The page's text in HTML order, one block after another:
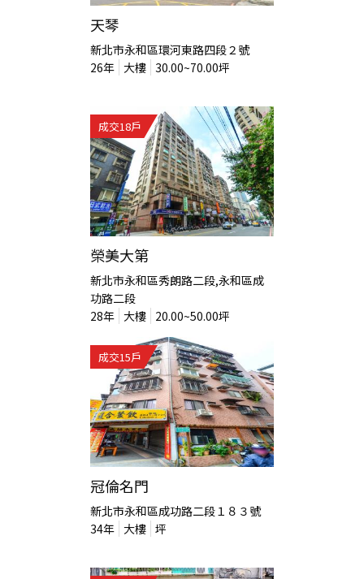
天琴
新北市永和區環河東路四段２號
26年 大樓 30.00~70.00坪
成交18戶
榮美大第
新北市永和區秀朗路二段,永和區成
功路二段
28年 大樓 20.00~50.00坪
成交15戶
冠倫名門
新北市永和區成功路二段１８３號
34年 大樓 坪